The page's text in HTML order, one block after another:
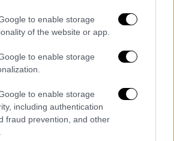
to enable storage
of the website or app.
to enable storage
to enable storage
including authentication
fraud prevention, and other
που οδηγούν τους ειδικούς
ο καθηγητής τόνισε
αριθμό των κρουσμάτων τις
αλλά και τη δυναμική
Υγείας σε κάθε νησί».
που προβληματίζουν τους
στιγμή είναι η Νάξος, η
η Χίος και η Μύκονος.